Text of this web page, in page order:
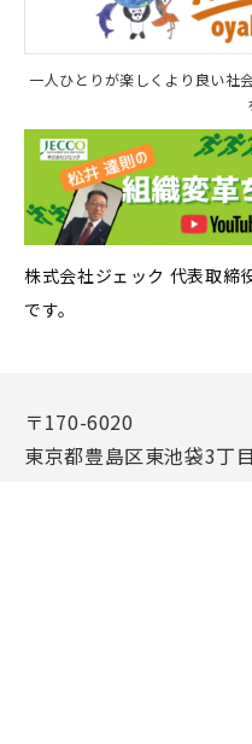
一人ひとりが楽しくより良い社
株式会社ジェック 代表取締
です。
〒170-6020
東京都豊島区東池袋3丁